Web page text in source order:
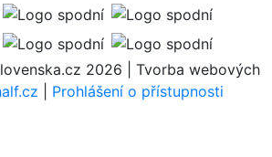
2026 | Tvorba webových
Prohlášení o přístupnosti